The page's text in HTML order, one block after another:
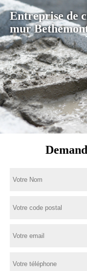
Entreprise de
mur